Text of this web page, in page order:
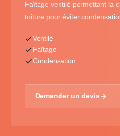
Faîtage ventilé permettant la
toiture pour éviter
Ventilé
Faîtage
Condensation
Demander un devis